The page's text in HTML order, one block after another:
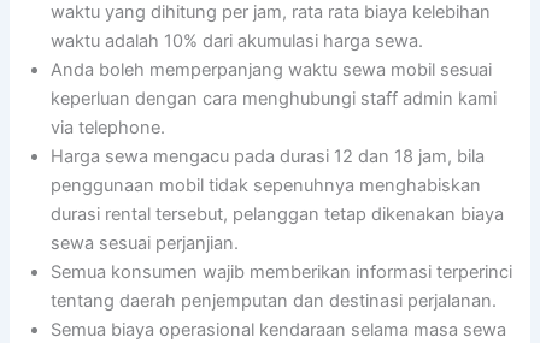
waktu yang dihitung per jam, rata rata biaya kelebihan
waktu adalah 10% dari akumulasi harga sewa.
Anda boleh memperpanjang waktu sewa mobil sesuai
keperluan dengan cara menghubungi staff admin kami
via telephone.
Harga sewa mengacu pada durasi 12 dan 18 jam, bila
penggunaan mobil tidak sepenuhnya menghabiskan
durasi rental tersebut, pelanggan tetap dikenakan biaya
sewa sesuai perjanjian.
Semua konsumen wajib memberikan informasi terperinci
tentang daerah penjemputan dan destinasi perjalanan.
Semua biaya operasional kendaraan selama masa sewa